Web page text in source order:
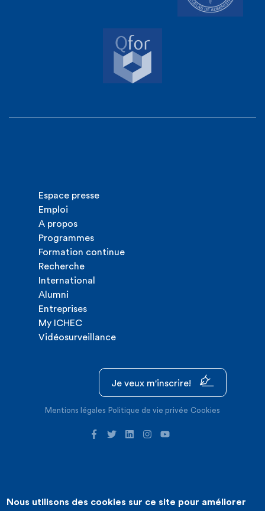
Espace presse
Emploi
A propos
Programmes
Formation continue
Recherche
International
Alumni
Entreprises
My ICHEC
Vidéosurveillance
Je veux m'inscrire!
Mentions légales Politique de vie privée Cookies
©2026 ICHEC |Création de site internet : Expansion
Nous utilisons des cookies sur ce site pour améliorer